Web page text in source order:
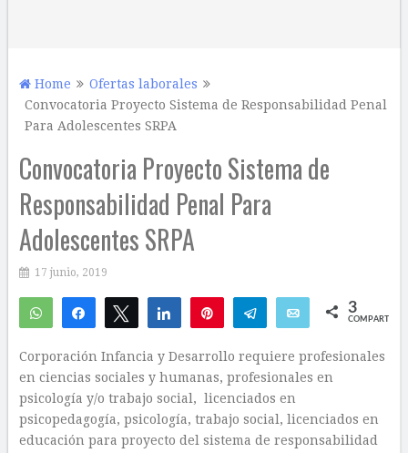
Home
Ofertas laborales
Convocatoria Proyecto Sistema de Responsabilidad Penal
Para Adolescentes SRPA
Convocatoria Proyecto Sistema de
Responsabilidad Penal Para
Adolescentes SRPA
17 junio, 2019
WhatsAppCompartirTwittear Compartir Telegram Email 3
COMPARTIR
Corporación Infancia y Desarrollo requiere profesionales
en ciencias sociales y humanas, profesionales en
psicología y/o trabajo social, licenciados en
psicopedagogía, psicología, trabajo social, licenciados en
educación para proyecto del sistema de responsabilidad